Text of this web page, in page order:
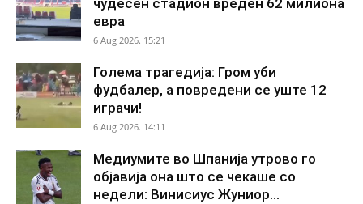
чудесен стадион вреден 62 милиона
евра
6 Aug 2026. 15:21
Голема трагедија: Гром уби
фудбалер, а повредени се уште 12
играчи!
6 Aug 2026. 14:11
Медиумите во Шпанија утрово го
објавија она што се чекаше со
недели: Винисиус Жуниор...